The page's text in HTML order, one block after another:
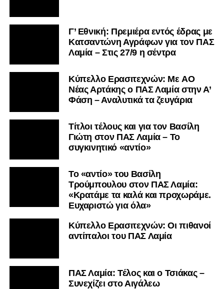
Γ’ Εθνική: Πρεμιέρα εντός έδρας με
Κατσαντώνη Αγράφων για τον ΠΑΣ
Λαμία – Στις 27/9 η σέντρα
Kύπελλο Ερασιτεχνών: Με AO
Nέας Αρτάκης ο ΠΑΣ Λαμία στην Α’
Φάση – Αναλυτικά τα ζευγάρια
Τίτλοι τέλους και για τον Βασίλη
Γιώτη στον ΠΑΣ Λαμία – Το
συγκινητικό «αντίο»
Το «αντίο» του Βασίλη
Τρούμπουλου στον ΠΑΣ Λαμία:
«Κρατάμε τα καλά και προχωράμε.
Ευχαριστώ για όλα»
Κύπελλο Ερασιτεχνών: Οι πιθανοί
αντίπαλοι του ΠΑΣ Λαμία
ΠΑΣ Λαμία: Τέλος και ο Τσιάκας –
Συνεχίζει στο Αιγάλεω